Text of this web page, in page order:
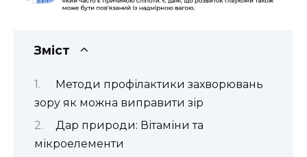
Зміст
Методи профілактики захворювань
зору як можна виправити зір
Дар природи: Вітаміни та
мікроелементи